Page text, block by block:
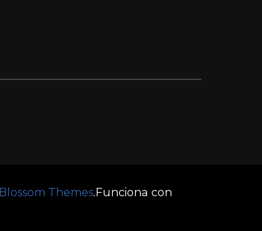
Blossom Themes.Funciona con